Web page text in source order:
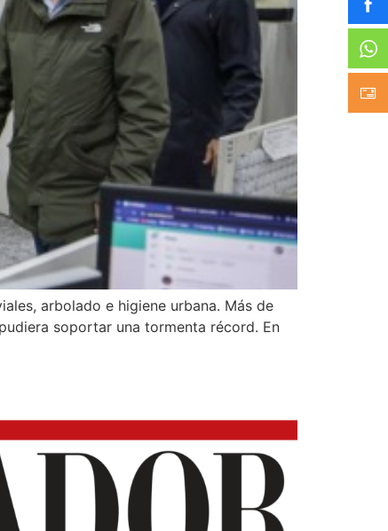
arbolado e higiene urbana. Más de
soportar una tormenta récord. En